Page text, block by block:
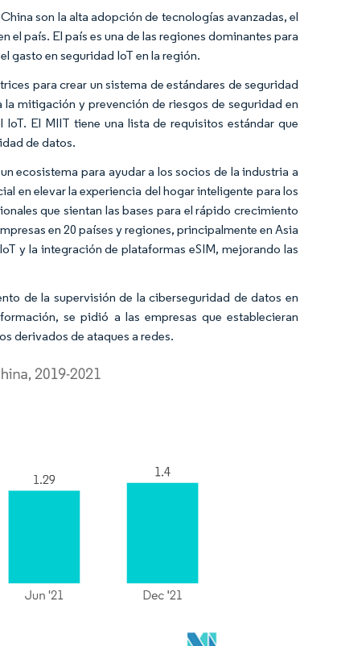
son la alta adopción de tecnologías avanzadas, el
país. El país es una de las regiones dominantes para
gasto en seguridad IoT en la región.
para crear un sistema de estándares de seguridad
mitigación y prevención de riesgos de seguridad en
El MIIT tiene una lista de requisitos estándar que
de datos.
ecosistema para ayudar a los socios de la industria a
en elevar la experiencia del hogar inteligente para los
que sientan las bases para el rápido crecimiento
en 20 países y regiones, principalmente en Asia
y la integración de plataformas eSIM, mejorando las
de la supervisión de la ciberseguridad de datos en
se pidió a las empresas que establecieran
derivados de ataques a redes.